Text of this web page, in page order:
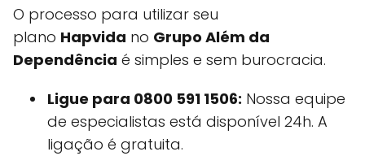
O processo para utilizar seu
plano Hapvida no Grupo Além da
Dependência é simples e sem burocracia.
Ligue para 0800 591 1506: Nossa equipe
de especialistas está disponível 24h. A
ligação é gratuita.